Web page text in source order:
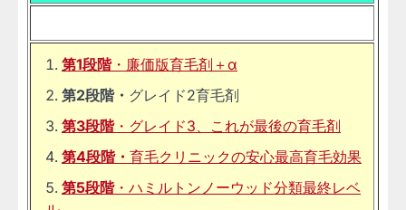
第1段階・廉価版育毛剤＋α
第2段階・ グレイド2育毛剤
第3段階・グレイド3、これが最後の育毛剤
第4段階・ 育毛クリニックの安心最高育毛効果
第5段階・ハミルトンノーウッド分類最終レベ